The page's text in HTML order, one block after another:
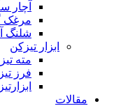
آچار
مرغک
شلنگ
ابزار تیزکن
مته
فرز
مقالات